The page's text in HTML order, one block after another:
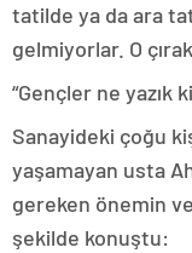
tatilde ya da ara
gelmiyorlar. O
“Gençler ne yazık
Sanayideki çoğu
yaşamayan usta
gereken önemin
şekilde konuştu: